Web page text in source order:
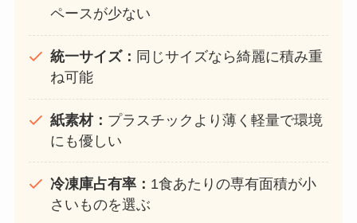
ペースが少ない
統一サイズ： 同じサイズなら綺麗に積み重
ね可能
紙素材： プラスチックより薄く軽量で環境
にも優しい
冷凍庫占有率： 1食あたりの専有面積が小
さいものを選ぶ